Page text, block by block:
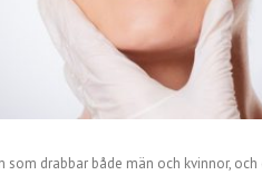
drabbar både män och kvinnor, och